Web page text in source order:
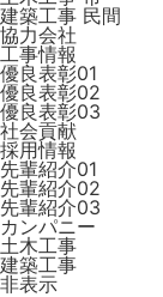
建築工事 ⺠間
協力会社
工事情報
優良表彰01
優良表彰02
優良表彰03
社会貢献
採用情報
先輩紹介01
先輩紹介02
先輩紹介03
カンパニー
土木工事
建築工事
非表示